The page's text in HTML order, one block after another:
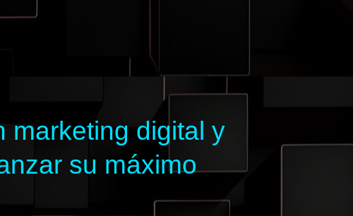
marketing digital y
su máximo